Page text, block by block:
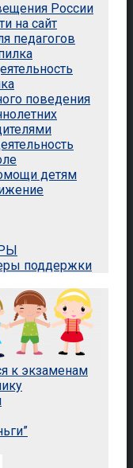
России
на сайт
педагогов
поведения
детям
поддержки
к экзаменам